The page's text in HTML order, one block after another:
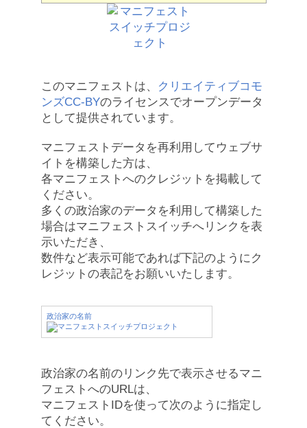
このマニフェストは、
クリエイティブコモ
ンズCC-BYのライセンスでオープンデータ
として提供されています。
マニフェストデータを再利用してウェブサ
イトを構築した方は、
各マニフェストへのクレジットを掲載して
ください。
多くの政治家のデータを利用して構築した
場合はマニフェストスイッチへリンクを表
示いただき、
数件など表示可能であれば下記のようにク
レジットの表記をお願いいたします。
政治家の名前
政治家の名前のリンク先で表示させるマニ
フェストへのURLは、
マニフェストIDを使って次のように指定し
てください。